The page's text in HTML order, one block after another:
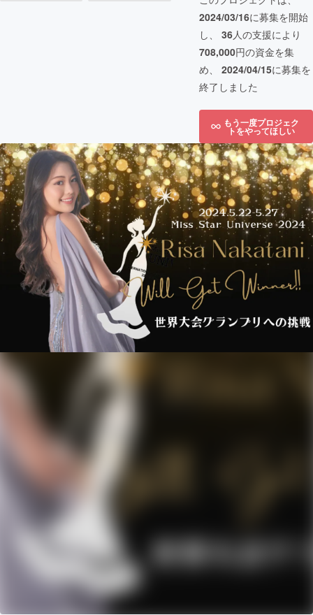
2024/03/16に募集を開始
し、 36人の支援により
708,000円の資金を集
め、 2024/04/15に募集を
終了しました
もう一度プロジェク
トをやってほしい